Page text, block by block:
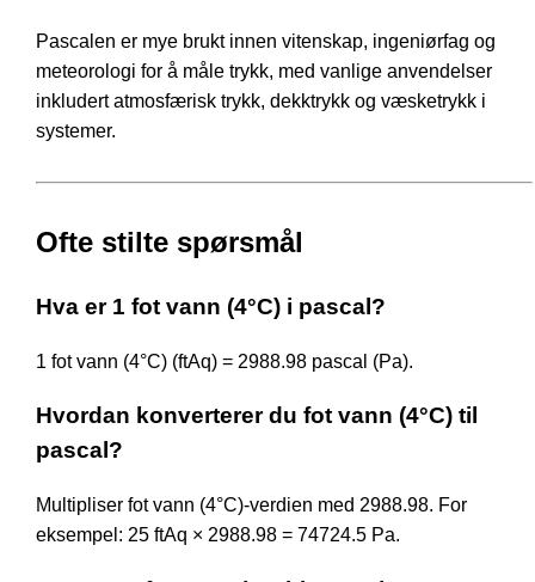
Pascalen er mye brukt innen vitenskap, ingeniørfag og
meteorologi for å måle trykk, med vanlige anvendelser
inkludert atmosfærisk trykk, dekktrykk og væsketrykk i
systemer.
Ofte stilte spørsmål
Hva er 1 fot vann (4°C) i pascal?
1 fot vann (4°C) (ftAq) = 2988.98 pascal (Pa).
Hvordan konverterer du fot vann (4°C) til
pascal?
Multipliser fot vann (4°C)-verdien med 2988.98. For
eksempel: 25 ftAq × 2988.98 = 74724.5 Pa.